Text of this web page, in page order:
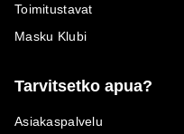
Toimitustavat
Masku Klubi
Tarvitsetko apua?
Asiakaspalvelu